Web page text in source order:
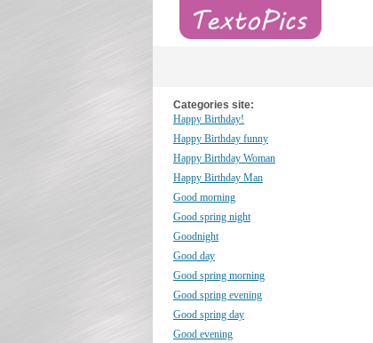
Categories site:
Happy Birthday!
Happy Birthday funny
Happy Birthday Woman
Happy Birthday Man
Good morning
Good spring night
Goodnight
Good day
Good spring morning
Good spring evening
Good spring day
Good evening